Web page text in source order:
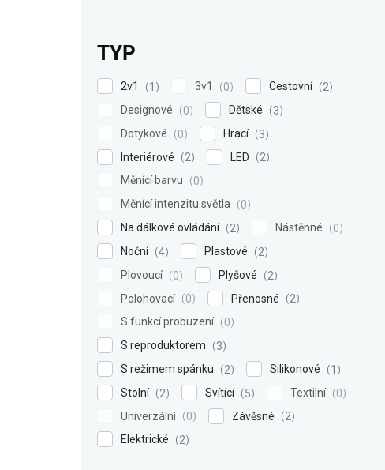
TYP
2v1 1 3v1 0 Cestovní
2
Designové
0 Dětské
3
Dotykové
0 Hrací
3
Interiérové
2 LED
2
Měnící barvu
0
Měnící intenzitu světla
0
Na dálkové ovládání
2 Nástěnné
0
Noční
4 Plastové
2
Plovoucí
0 Plyšové
2
Polohovací
0 Přenosné
2
S funkcí probuzení
0
S reproduktorem
3
S režimem spánku
2 Silikonové
1
Stolní
2 Svítící 5 Textilní
0
Univerzální
0 Závěsné
2
Elektrické
2